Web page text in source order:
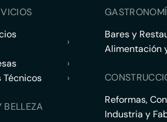
›
›
Técnicos
›
BELLEZA
Bares y
Alimentación
Reformas,
Industria y